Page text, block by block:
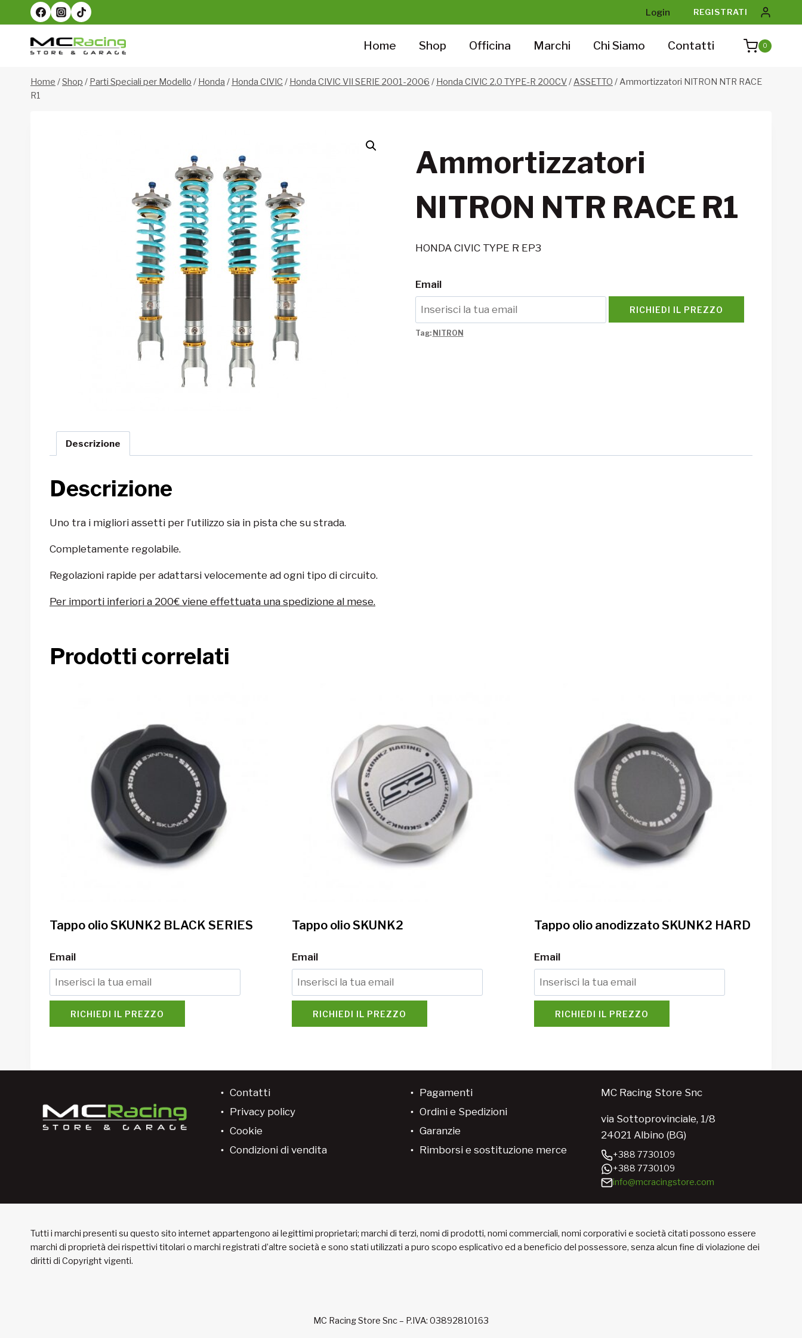
al
contenuto
Login REGISTRATI
Home Shop Officina Marchi Chi Siamo Contatti 0
Home /Shop / Parti Speciali per Modello / Honda / Honda CIVIC / Honda CIVIC VII SERIE 2001-2006 / Honda CIVIC 2.0 TYPE-R 200CV/ASSETTO /Ammortizzatori NITRON NTR RACE
R1
Ammortizzatori
NITRON NTR RACE R1
HONDA CIVIC TYPE R EP3
Email
RICHIEDI IL PREZZO
Tag: NITRON
Descrizione
Descrizione
Uno tra i migliori assetti per l’utilizzo sia in pista che su strada.
Completamente regolabile.
Regolazioni rapide per adattarsi velocemente ad ogni tipo di circuito.
Per importi inferiori a 200€ viene effettuata una spedizione al mese.
Prodotti correlati
Tappo olio SKUNK2 BLACK SERIES
Email
RICHIEDI IL PREZZO
Tappo olio SKUNK2
Email
RICHIEDI IL PREZZO
Tappo olio anodizzato SKUNK2 HARD
Email
RICHIEDI IL PREZZO
Contatti
Privacy policy
Cookie
Condizioni di vendita
Pagamenti
Ordini e Spedizioni
Garanzie
Rimborsi e sostituzione merce
MC Racing Store Snc
via Sottoprovinciale, 1/8
24021 Albino (BG)
+388 7730109
+388 7730109
info@mcracingstore.com
Tutti i marchi presenti su questo sito internet appartengono ai legittimi proprietari; marchi di terzi, nomi di prodotti, nomi commerciali, nomi corporativi e società citati possono essere
marchi di proprietà dei rispettivi titolari o marchi registrati d’altre società e sono stati utilizzati a puro scopo esplicativo ed a beneficio del possessore, senza alcun fine di violazione dei
diritti di Copyright vigenti.
MC Racing Store Snc – P.IVA: 03892810163